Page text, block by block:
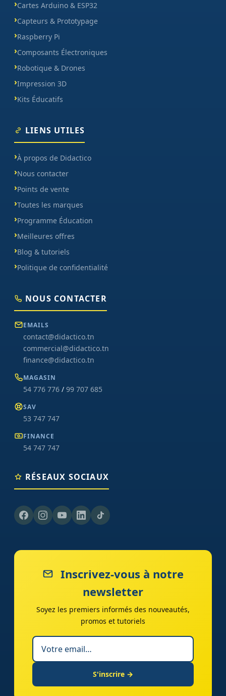
Cartes Arduino & ESP32
Capteurs & Prototypage
Raspberry Pi
Composants Électroniques
Robotique & Drones
Impression 3D
Kits Éducatifs
LIENS UTILES
À propos de Didactico
Nous contacter
Points de vente
Toutes les marques
Programme Éducation
Meilleures offres
Blog & tutoriels
Politique de confidentialité
NOUS CONTACTER
EMAILS
contact@didactico.tn
commercial@didactico.tn
finance@didactico.tn
MAGASIN
54 776 776 / 99 707 685
SAV
53 747 747
FINANCE
54 747 747
RÉSEAUX SOCIAUX
Inscrivez-vous à notre
newsletter
Soyez les premiers informés des nouveautés,
promos et tutoriels
S'inscrire →